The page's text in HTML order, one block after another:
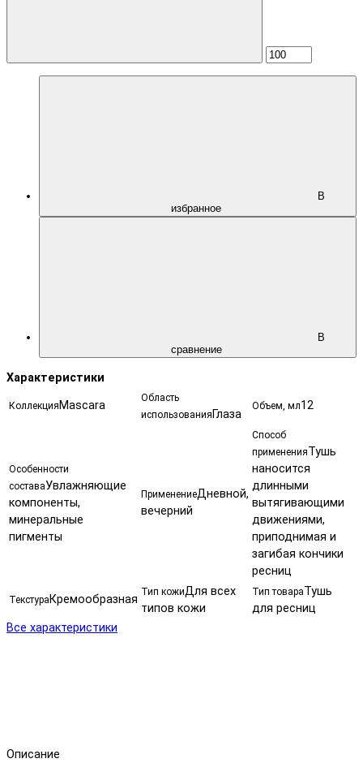
В
избранное
В
сравнение
Характеристики
Коллекция Mascara
Область
использования Глаза
Объем, мл12
Особенности
составаУвлажняющие
компоненты,
минеральные
пигменты
ПрименениеДневной,
вечерний
Способ
примененияТушь
наносится
длинными
вытягивающими
движениями,
приподнимая и
загибая кончики
ресниц
Текстура Кремообразная
Тип кожиДля всех
типов кожи
Тип товараТушь
для ресниц
Все характеристики
Описание